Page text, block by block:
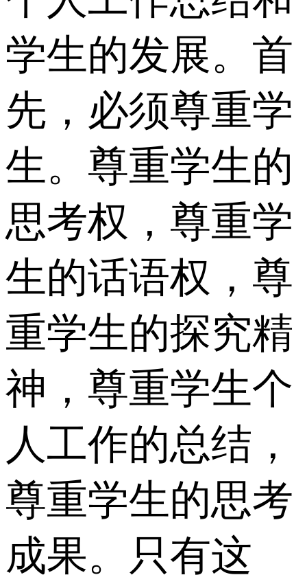
学生的发展。首
先，必须尊重学
生。尊重学生的
思考权，尊重学
生的话语权，尊
重学生的探究精
神，尊重学生个
人工作的总结，
尊重学生的思考
成果。只有这